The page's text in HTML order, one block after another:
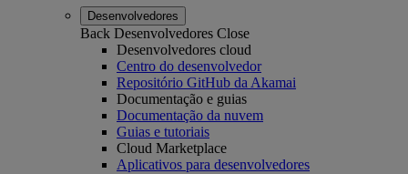
Desenvolvedores
Back Desenvolvedores Close
Desenvolvedores cloud
Centro do desenvolvedor
Repositório GitHub da Akamai
Documentação e guias
Documentação da nuvem
Guias e tutoriais
Cloud Marketplace
Aplicativos para desenvolvedores